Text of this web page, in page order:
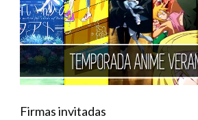
Firmas invitadas